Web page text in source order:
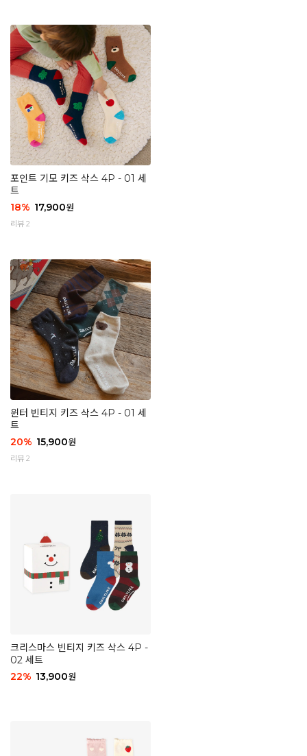
포인트 기모 키즈 삭스 4P - 01 세
트
18% 17,900원
리뷰 2
윈터 빈티지 키즈 삭스 4P - 01 세
트
20% 15,900원
리뷰 2
크리스마스 빈티지 키즈 삭스 4P -
02 세트
22% 13,900원